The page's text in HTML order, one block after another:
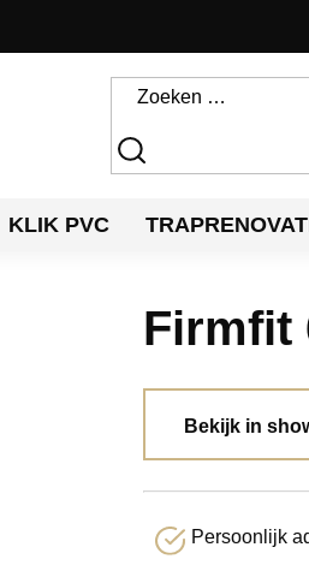
KLIK PVC
Firmfit
Bekijk in
Persoonlijk